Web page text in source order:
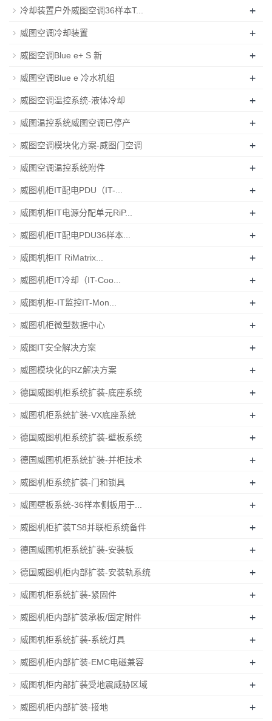
冷却装置户外威图空调36样本T... +
威图空调冷却装置 +
威图空调Blue e+ S 新 +
威图空调Blue e 冷水机组 +
威图空调温控系统-液体冷却 +
威图温控系统威图空调已停产 +
威图空调模块化方案-威图门空调 +
威图空调温控系统附件 +
威图机柜IT配电PDU（IT-... +
威图机柜IT电源分配单元RiP... +
威图机柜IT配电PDU36样本... +
威图机柜IT RiMatrix... +
威图机柜IT冷却（IT-Coo... +
威图机柜-IT监控IT-Mon... +
威图机柜微型数据中心 +
威图IT安全解决方案 +
威图模块化的RZ解决方案 +
德国威图机柜系统扩装-底座系统 +
威图机柜系统扩装-VX底座系统 +
德国威图机柜系统扩装-壁板系统 +
德国威图机柜系统扩装-并柜技术 +
威图机柜系统扩装-门和锁具 +
威图壁板系统-36样本侧板用于... +
威图机柜扩装TS8并联柜系统备件 +
德国威图机柜系统扩装-安装板 +
德国威图机柜内部扩装-安装轨系统 +
威图机柜系统扩装-紧固件 +
威图机柜内部扩装承板/固定附件 +
威图机柜系统扩装-系统灯具 +
威图机柜内部扩装-EMC电磁兼容 +
威图机柜内部扩装受地震威胁区域 +
威图机柜内部扩装-接地 +